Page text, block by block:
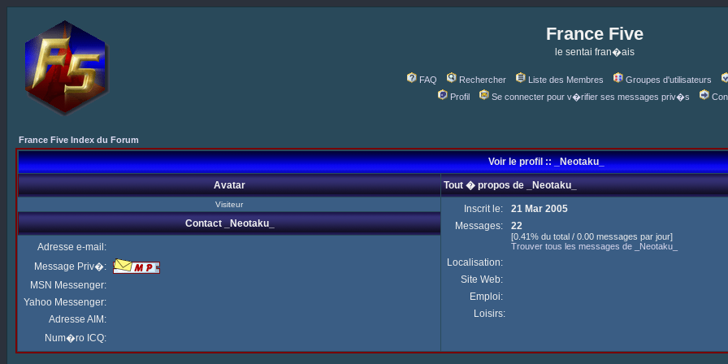
France Five
le sentai fran�ais
FAQ Rechercher Liste des Membres Groupes d'utilisateurs
Profil
Se connecter pour v�rifier ses messages priv�s
France Five Index du Forum
Voir le profil :: _Neotaku_
Avatar Tout � propos de _Neotaku_
Visiteur Inscrit le:
21 Mar 2005
Messages:
22
[0.41% du total / 0.00 messages par jour]
Trouver tous les messages de _Neotaku_
Localisation:
Site Web:
Emploi:
Loisirs:
Contact _Neotaku_
Adresse e-mail:
Message Priv�:
MSN Messenger:
Yahoo Messenger:
Adresse AIM:
Num�ro ICQ: